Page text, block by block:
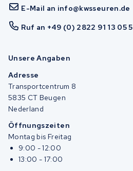
E-Mail an info@kwsseuren.de
Ruf an +49 (0) 2822 91 13 05 5
Unsere Angaben
Adresse
Transportcentrum 8
5835 CT Beugen
Nederland
Öffnungszeiten
Montag bis Freitag
9:00 - 12:00
13:00 - 17:00